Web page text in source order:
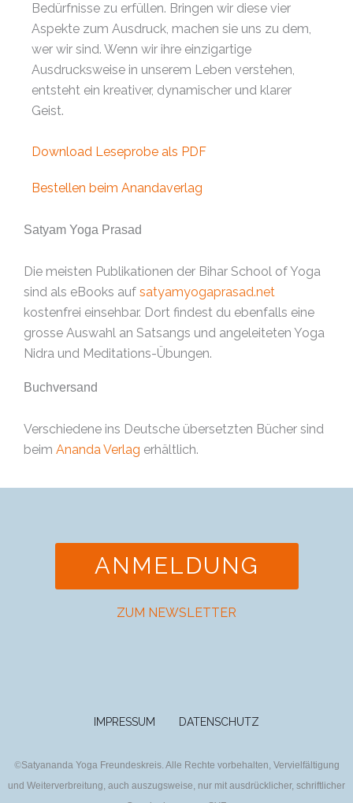
Bedürfnisse zu erfüllen. Bringen wir diese vier
Aspekte zum Ausdruck, machen sie uns zu dem,
wer wir sind. Wenn wir ihre einzigartige
Ausdrucksweise in unserem Leben verstehen,
entsteht ein kreativer, dynamischer und klarer
Geist.
Download Leseprobe als PDF
Bestellen beim Anandaverlag
Satyam Yoga Prasad
Die meisten Publikationen der Bihar School of Yoga
sind als eBooks auf satyamyogaprasad.net
kostenfrei einsehbar. Dort findest du ebenfalls eine
grosse Auswahl an Satsangs und angeleiteten Yoga
Nidra und Meditations-Übungen.
Buchversand
Verschiedene ins Deutsche übersetzten Bücher sind
beim Ananda Verlag erhältlich.
ANMELDUNG
ZUM NEWSLETTER
IMPRESSUM DATENSCHUTZ
©Satyananda Yoga Freundeskreis. Alle Rechte vorbehalten, Vervielfältigung
und Weiterverbreitung, auch auszugsweise, nur mit ausdrücklicher, schriftlicher